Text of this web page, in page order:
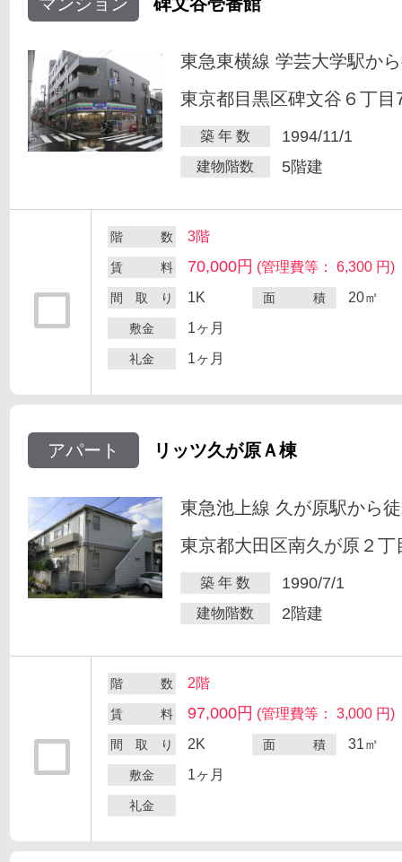
東急東横線 学芸大学駅か
東京都目黒区碑文谷６丁目
築 年 数 1994/11/1
建物階数 5階建
階 数 3階
賃 料 70,000円 (管理費等： 6,300 円)
間 取 り 1K 面 積 20㎡
敷金 1ヶ月
礼金 1ヶ月
アパート リッツ久が原Ａ棟
東急池上線 久が原駅から
東京都大田区南久が原２丁
築 年 数 1990/7/1
建物階数 2階建
階 数 2階
賃 料 97,000円 (管理費等： 3,000 円)
間 取 り 2K 面 積 31㎡
敷金 1ヶ月
礼金